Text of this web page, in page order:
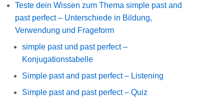
Teste dein Wissen zum Thema simple past and
past perfect – Unterschiede in Bildung,
Verwendung und Frageform
simple past und past perfect –
Konjugationstabelle
Simple past and past perfect – Listening
Simple past and past perfect – Quiz